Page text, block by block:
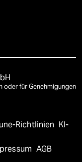
oder für Genehmigungen
Richtlinien KI-
AGB